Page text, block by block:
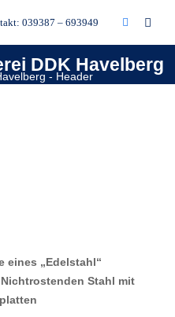
039387 – 693949
DDK Havelberg
eines „Edelstahl“
Stahl mit